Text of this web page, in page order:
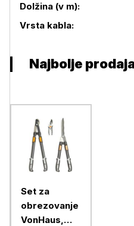
Podrobnosti izdelka
Dolžina (v m):
Vrsta kabla:
Najbolje
Set za
obrezovanje
VonHaus,